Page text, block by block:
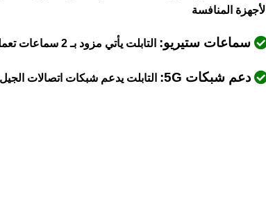
الأجهزة المنافسة
سماعات ستيريو: التابلت يأتي مزود بـ 2 سماعات تعمل بنظام ستيريو
دعم شبكات 5G: التابلت يدعم شبكات اتصالات